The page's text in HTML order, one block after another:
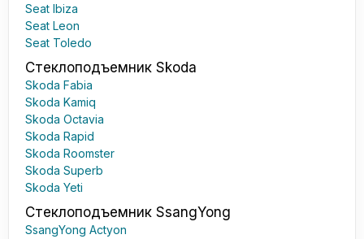
Seat Ibiza
Seat Leon
Seat Toledo
Стеклоподъемник Skoda
Skoda Fabia
Skoda Kamiq
Skoda Octavia
Skoda Rapid
Skoda Roomster
Skoda Superb
Skoda Yeti
Стеклоподъемник SsangYong
SsangYong Actyon